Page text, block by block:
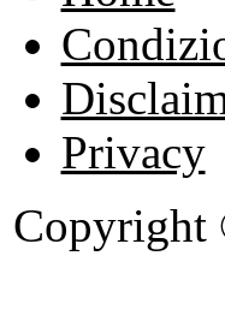
Privacy
Copyright